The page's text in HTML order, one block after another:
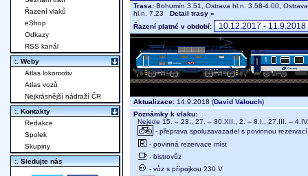
Trasa: Bohumín 3.51, Ostrava hl.n. 3.58-4.00,
hl.n. 7.23 Detail trasy »
Řazení platné v období:
Aktualizace: 14.9.2018 (David Valouch)
Poznámky k vlaku:
Nejede 15. – 23., 27. – 30.XII., 2. – 8.I., 27.III. –
- přeprava spoluzavazadel s povinnou
- povinná rezervace míst
- bistrovůz
- vůz s přípojkou 230 V
Řazení vlaků
eShop
Odkazy
RSS kanál
:. Weby
Atlas lokomotiv
Atlas vozů
Nejkrásnější nádraží ČR
:. Kontakty
Redakce
Spolek
Skupiny
:. Sledujte nás